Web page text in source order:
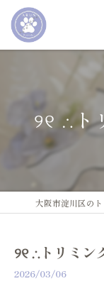
୨୧ ∴ト
୨୧ ∴トリミン
2026/03/06